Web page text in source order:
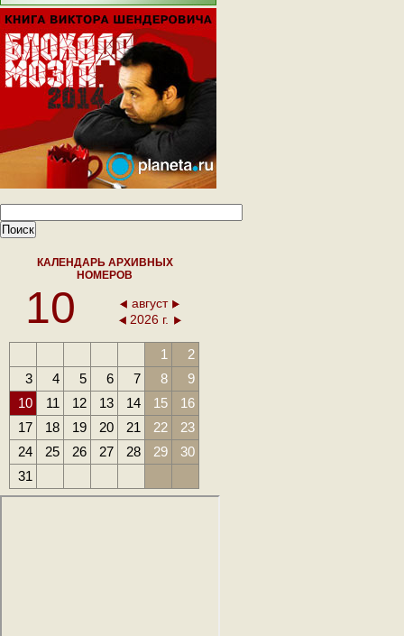
КАЛЕНДАРЬ АРХИВНЫХ
НОМЕРОВ
10
август
2026 г.
1
2
3
4 5 6 7 8
9
10
11 12 13 14 15
16
17
18 19 20 21 22
23
24
25 26 27 28 29
30
31